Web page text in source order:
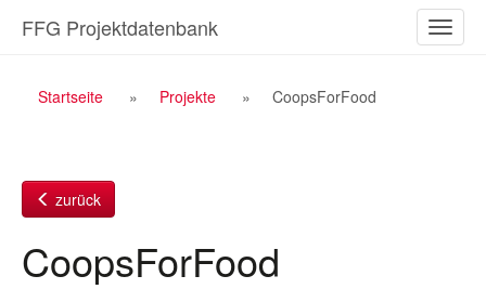
Inhalt
ein-/
FFG Projektdatenbank
Breadcrumb
Startseite Projekte CoopsForFood
zurück
CoopsForFood